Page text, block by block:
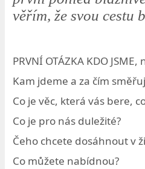
věřím, že svou cestu
PRVNÍ OTÁZKA KDO JSME,
Kam jdeme a za čím
Co je věc, která vás bere,
Co je pro nás duležité?
Čeho chcete dosáhnout v
Co můžete nabídnou?